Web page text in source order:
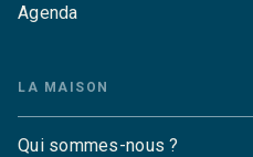
Agenda
LA MAISON
Qui sommes-nous ?